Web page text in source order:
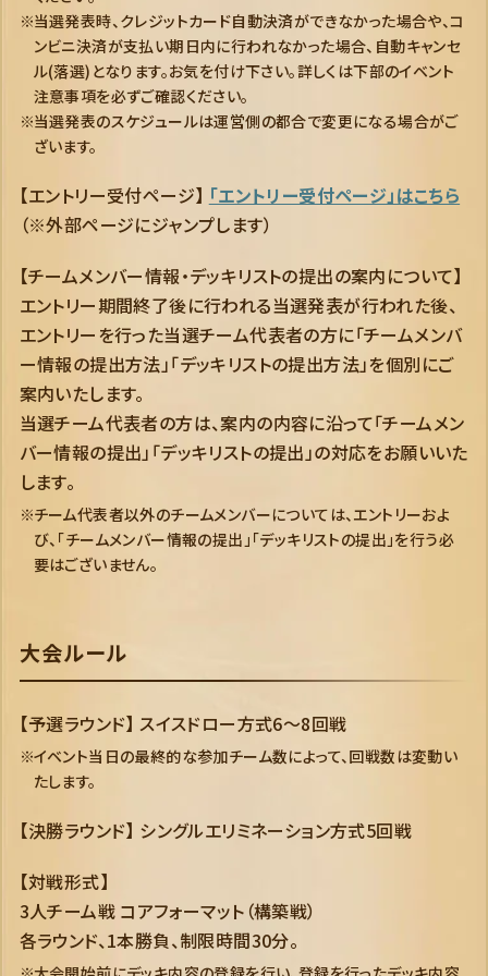
当選発表時、クレジットカード自動決済ができなかった場合や、コ
ンビニ決済が支払い期日内に行われなかった場合、自動キャンセ
ル(落選)となります。お気を付け下さい。詳しくは下部のイベント
注意事項を必ずご確認ください。
当選発表のスケジュールは運営側の都合で変更になる場合がご
ざいます。
【エントリー受付ページ】 「エントリー受付ページ」はこちら
（※外部ページにジャンプします）
【チームメンバー情報・デッキリストの提出の案内について】
エントリー期間終了後に行われる当選発表が行われた後、
エントリーを行った当選チーム代表者の方に「チームメンバ
ー情報の提出方法」「デッキリストの提出方法」を個別にご
案内いたします。
当選チーム代表者の方は、案内の内容に沿って「チームメン
バー情報の提出」「デッキリストの提出」の対応をお願いいた
します。
チーム代表者以外のチームメンバーについては、エントリーおよ
び、「チームメンバー情報の提出」「デッキリストの提出」を行う必
要はございません。
大会ルール
【予選ラウンド】 スイスドロー方式6～8回戦
イベント当日の最終的な参加チーム数によって、回戦数は変動い
たします。
【決勝ラウンド】 シングルエリミネーション方式5回戦
【対戦形式】
3人チーム戦 コアフォーマット（構築戦）
各ラウンド、1本勝負、制限時間30分。